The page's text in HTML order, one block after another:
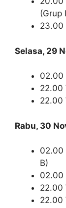
(Grup
23.00
Selasa, 29
02.00
22.00
22.00
Rabu, 30
02.00
B)
02.00
22.00
22.00